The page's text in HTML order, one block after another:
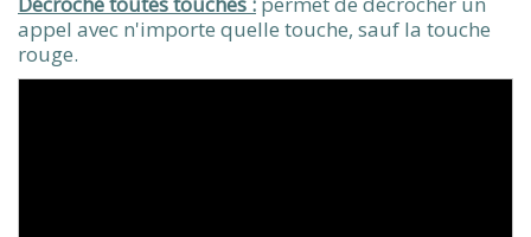
appel avec n'importe quelle touche, sauf la touche
rouge.